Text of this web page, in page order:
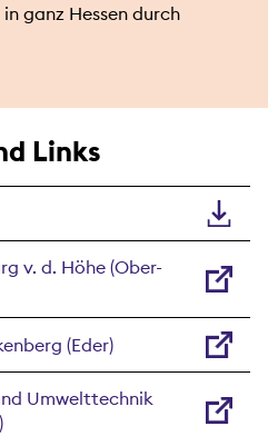
ganz Hessen durch
Links
v. d. Höhe (Ober-
(Eder)
Umwelttechnik